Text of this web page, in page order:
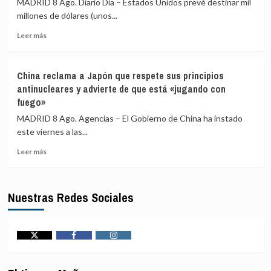
para
atención
de
alto
perfil
cárceles
máxima
seguridad
millones de dólares (unos...
Leer másLeer
prevé
un
de
seguridad
de
tras
De
China reclama a Japón que respete sus principios
antinucleares y advierte de que está «jugando con
fuego»
MADRID 8 Ago. Agencias – El Gobierno de China ha instado
este viernes a las...
Leer másLeer
reclama
que
respete
Nuestras Redes Sociales